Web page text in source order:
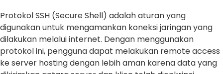
Protokol SSH (Secure Shell) adalah aturan yang
digunakan untuk mengamankan koneksi jaringan yang
dilakukan melalui internet. Dengan menggunakan
protokol ini, pengguna dapat melakukan remote access
ke server hosting dengan lebih aman karena data yang